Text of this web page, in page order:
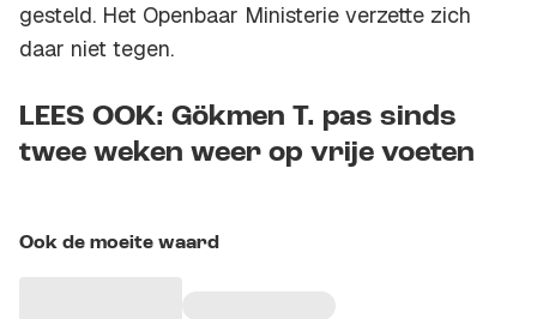
gesteld. Het Openbaar Ministerie verzette zich
daar niet tegen.
LEES OOK: Gökmen T. pas sinds
twee weken weer op vrije voeten
Ook de moeite waard